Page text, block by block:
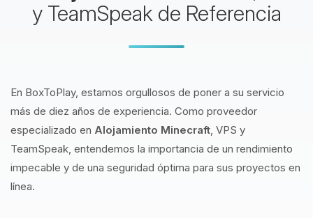
y TeamSpeak de Referencia
En BoxToPlay, estamos orgullosos de poner a su servicio
más de diez años de experiencia. Como proveedor
especializado en Alojamiento Minecraft, VPS y
TeamSpeak, entendemos la importancia de un rendimiento
impecable y de una seguridad óptima para sus proyectos en
línea.